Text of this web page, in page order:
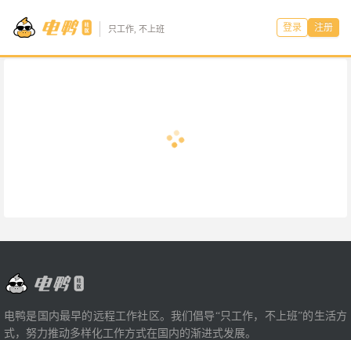
只工作, 不上班 登录 注册
电鸭是国内最早的远程工作社区。我们倡导“只工作，不上班”的生活方
式，努力推动多样化工作方式在国内的渐进式发展。